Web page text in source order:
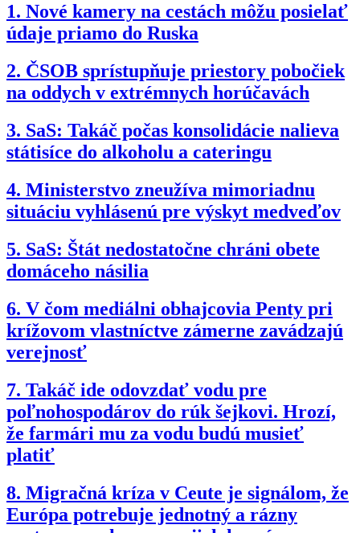
1. Nové kamery na cestách môžu posielať
údaje priamo do Ruska
2. ČSOB sprístupňuje priestory pobočiek
na oddych v extrémnych horúčavách
3. SaS: Takáč počas konsolidácie nalieva
státisíce do alkoholu a cateringu
4. Ministerstvo zneužíva mimoriadnu
situáciu vyhlásenú pre výskyt medveďov
5. SaS: Štát nedostatočne chráni obete
domáceho násilia
6. V čom mediálni obhajcovia Penty pri
krížovom vlastníctve zámerne zavádzajú
verejnosť
7. Takáč ide odovzdať vodu pre
poľnohospodárov do rúk šejkovi. Hrozí,
že farmári mu za vodu budú musieť
platiť
8. Migračná kríza v Ceute je signálom, že
Európa potrebuje jednotný a rázny